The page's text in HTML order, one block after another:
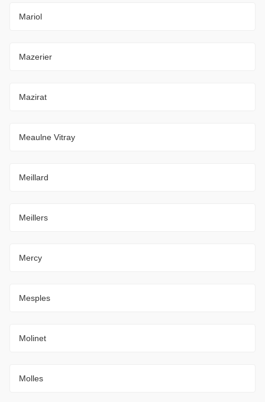
Mariol
Mazerier
Mazirat
Meaulne Vitray
Meillard
Meillers
Mercy
Mesples
Molinet
Molles